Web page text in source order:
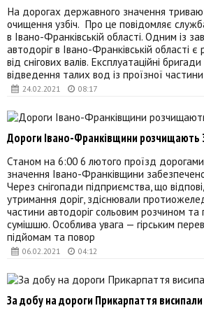
24.02.2021 08:17
На дорогах державного значення
очищення узбіч. Про це повідомляє
в Івано-Франківській області. Одним із
автодоріг в Івано-Франківській області є
від снігових валів. Експлуатаційні
відведення талих вод із проїзної частини
06.02.2021 04:12
Дороги Івано-Франківщини розчищають
Станом на 6:00 6 лютого проїзд
значення Івано-Франківщини
Через снігопади підприємства, що
утримання доріг, здіснювали
частини автодоріг сольовим розчином
сумішшю. Особлива увага — гірським
підйомам та повор
За добу на дороги Прикарпаття висипали